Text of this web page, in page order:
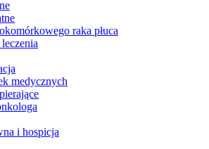
raka płuca
medycznych
i hospicja